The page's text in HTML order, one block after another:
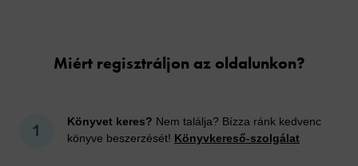
Miért regisztráljon az oldalunkon?
Könyvet keres? Nem találja? Bízza ránk kedvenc
könyve beszerzését! Könyvkereső-szolgálat